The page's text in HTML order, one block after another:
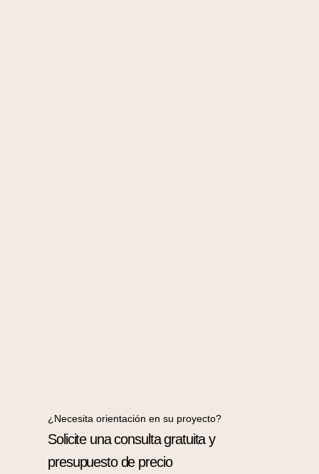
¿Necesita orientación en su proyecto?
Solicite una consulta gratuita y
presupuesto de precio